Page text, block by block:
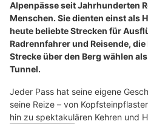
Alpenpässe seit Jahrhunderten
Menschen. Sie dienten einst als
heute beliebte Strecken für
Radrennfahrer und Reisende,
Strecke über den Berg wählen
Tunnel.
Jeder Pass hat seine eigene
seine Reize – von
hin zu spektakulären Kehren und